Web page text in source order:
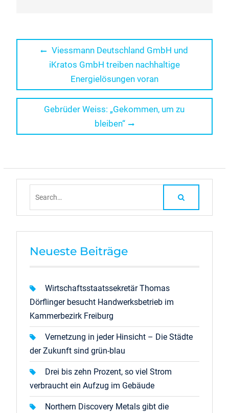
Beitragsnavigation
Previous
post:
Viessmann Deutschland GmbH und
iKratos GmbH treiben nachhaltige
Energielösungen voran
Next
Gebrüder Weiss: „Gekommen, um zu
bleiben“
Neueste Beiträge
Wirtschaftsstaatssekretär Thomas
Dörflinger besucht Handwerksbetrieb im
Kammerbezirk Freiburg
Vernetzung in jeder Hinsicht – Die Städte
der Zukunft sind grün-blau
Drei bis zehn Prozent, so viel Strom
verbraucht ein Aufzug im Gebäude
Northern Discovery Metals gibt die